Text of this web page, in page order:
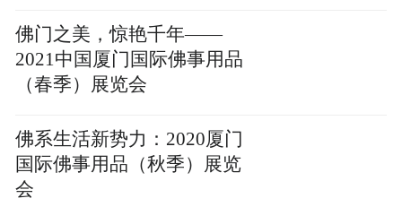
佛门之美，惊艳千年——
2021中国厦门国际佛事用品
（春季）展览会
佛系生活新势力：2020厦门
国际佛事用品（秋季）展览
会